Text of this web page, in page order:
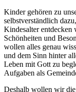
Kinder gehören zu
selbstverständlich
Kindesalter entdecken
Schönheiten und
wollen alles genau
und dem Sinn hinter
Leben mit Gott zu
Aufgaben als
Deshalb wollen wir